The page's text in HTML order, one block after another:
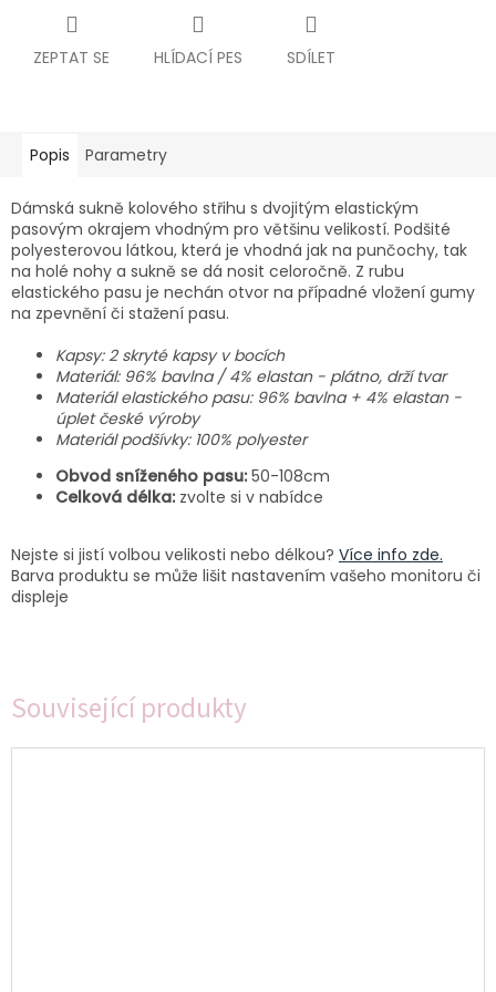
ZEPTAT SE HLÍDACÍ PES SDÍLET
Související produkty
Popis Parametry
Dámská sukně kolového střihu s dvojitým elastickým
pasovým okrajem vhodným pro většinu velikostí. Podšité
polyesterovou látkou, která je vhodná jak na punčochy, tak
na holé nohy a sukně se dá nosit celoročně. Z rubu
elastického pasu je nechán otvor na případné vložení gumy
na zpevnění či stažení pasu.
Kapsy: 2 skryté kapsy v bocích
Materiál: 96% bavlna / 4% elastan - plátno, drží tvar
Materiál elastického pasu: 96% bavlna + 4% elastan -
úplet české výroby
Materiál podšívky: 100% polyester
Obvod sníženého pasu:50-108cm
Celková délka: zvolte si v nabídce
Nejste si jistí volbou velikosti nebo délkou? Více info zde.
Barva produktu se může lišit nastavením vašeho monitoru či
displeje